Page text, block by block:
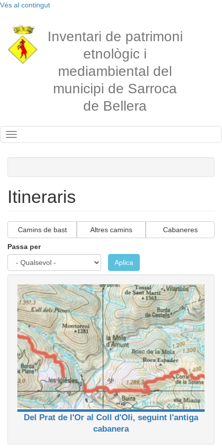
Vés al contingut
Inventari de patrimoni
etnològic i
mediambiental del
municipi de Sarroca
de Bellera
navigation
Itineraris
Camins de bast Altres camins Cabaneres
Passa per
Aplica
Del Prat de l'Or al Coll d'Oli, seguint l'antiga
cabanera